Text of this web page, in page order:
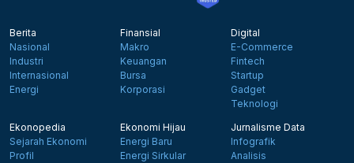
Berita
Nasional
Industri
Internasional
Energi
Finansial
Makro
Keuangan
Bursa
Korporasi
Digital
E-Commerce
Fintech
Startup
Gadget
Teknologi
Ekonopedia
Sejarah Ekonomi
Profil
Ekonomi Hijau
Energi Baru
Energi Sirkular
Jurnalisme Data
Infografik
Analisis